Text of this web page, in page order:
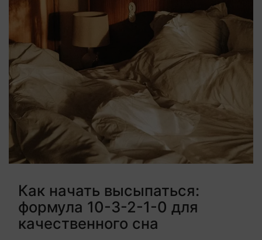
Как начать высыпаться:
формула 10-3-2-1-0 для
качественного сна